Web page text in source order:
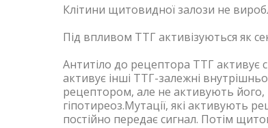
Клітини щитовидної залози не
Під впливом ТТГ активізуються як
Антитіло до рецептора ТТГ активує
активує інші ТТГ-залежні
рецептором, але не активують
гіпотиреоз.Мутації, які активують
постійно передає сигнал. Потім